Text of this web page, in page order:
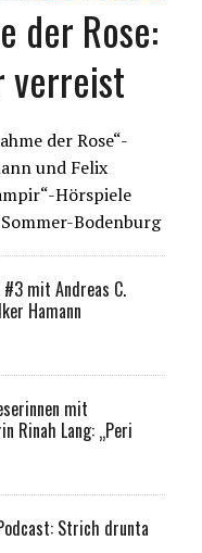
der Rose:
verreist
der Rose“-
und Felix
Hörspiele
Bodenburg
mit Andreas C.
Hamann
mit
Rinah Lang: „Peri
Strich drunta